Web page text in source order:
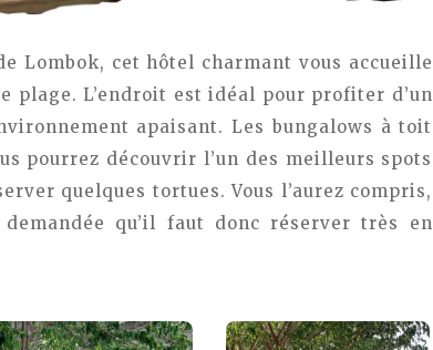
Lombok, cet hôtel charmant vous accueille
plage. L’endroit est idéal pour profiter d’un
apaisant. Les bungalows à toit
pourrez découvrir l’un des meilleurs spots
quelques tortues. Vous l’aurez compris,
qu’il faut donc réserver très en